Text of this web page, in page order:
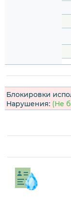
Блокировки
Нарушения: (Не